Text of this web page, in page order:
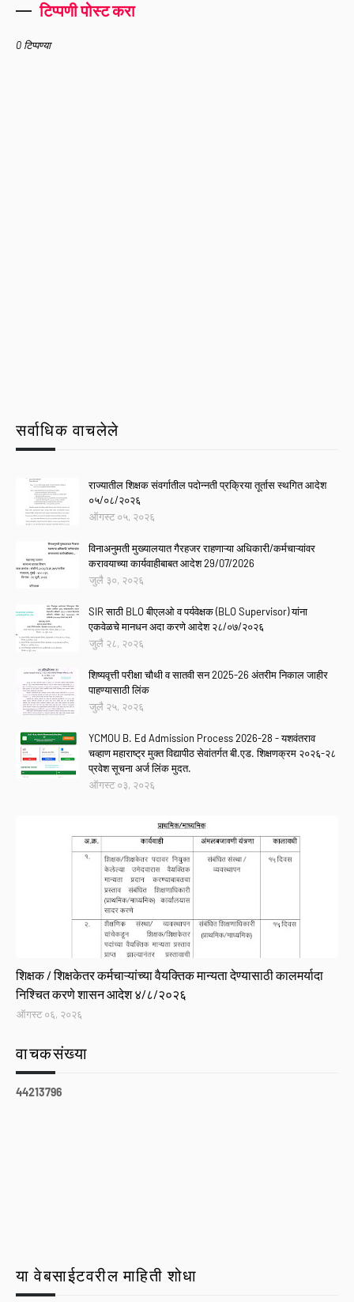
टिप्पणी पोस्ट करा
0 टिप्पण्या
सर्वाधिक वाचलेले
राज्यातील शिक्षक संवर्गातील पदोन्नती प्रक्रिया तूर्तास स्थगित आदेश
०५/०८/२०२६
ऑगस्ट ०५, २०२६
विनाअनुमती मुख्यालयात गैरहजर राहणाऱ्या अधिकारी/कर्मचाऱ्यांवर
करावयाच्या कार्यवाहीबाबत आदेश 29/07/2026
जुलै ३०, २०२६
SIR साठी BLO बीएलओ व पर्यवेक्षक (BLO Supervisor) यांना
एकवेळचे मानधन अदा करणे आदेश २८/०७/२०२६
जुलै २८, २०२६
शिष्यवृत्ती परीक्षा चौथी व सातवी सन 2025-26 अंतरीम निकाल जाहीर
पाहण्यासाठी लिंक
जुलै २५, २०२६
YCMOU B. Ed Admission Process 2026-28 - यशवंतराव
चव्हाण महाराष्ट्र मुक्त विद्यापीठ सेवांतर्गत बी.एड. शिक्षणक्रम २०२६-२८
प्रवेश सूचना अर्ज लिंक मुदत.
ऑगस्ट ०३, २०२६
शिक्षक / शिक्षकेतर कर्मचाऱ्यांच्या वैयक्तिक मान्यता देण्यासाठी कालमर्यादा
निश्चित करणे शासन आदेश ४/८/२०२६
ऑगस्ट ०६, २०२६
वाचकसंख्या
44213796
या वेबसाईटवरील माहिती शोधा